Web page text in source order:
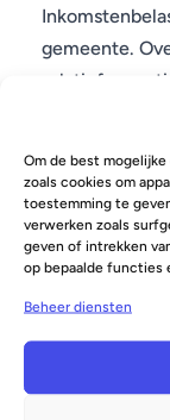
Om de best
zoals cookies om
toestemming te
verwerken zoals
geven of intrekken
op bepaalde functies
Beheer diensten
gemeente.
relatief
Werknemers
financieren.
Officiële
Federal Tax
https://